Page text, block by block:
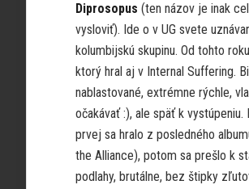
Diprosopus (ten názov je inak
vysloviť). Ide o v UG svete
kolumbijskú skupinu. Od tohto
ktorý hral aj v Internal Suffering.
nablastované, extrémne rýchle,
očakávať :), ale späť k
prvej sa hralo z posledného
the Alliance), potom sa prešlo k
podlahy, brutálne, bez štipky